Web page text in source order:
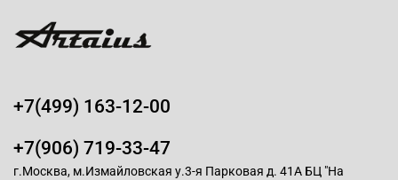
+7(499) 163-12-00
+7(906) 719-33-47
г.Москва, м.Измайловская у.3-я Парковая д. 41А БЦ "На